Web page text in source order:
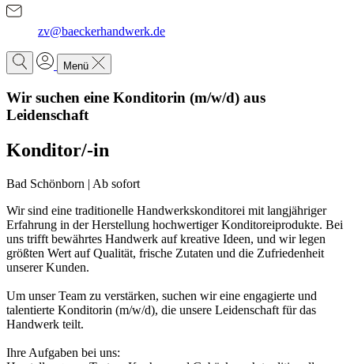
zv@baeckerhandwerk.de
Menü
Wir suchen eine Konditorin (m/w/d) aus
Leidenschaft
Konditor/-in
Bad Schönborn | Ab sofort
Wir sind eine traditionelle Handwerkskonditorei mit langjähriger
Erfahrung in der Herstellung hochwertiger Konditoreiprodukte. Bei
uns trifft bewährtes Handwerk auf kreative Ideen, und wir legen
größten Wert auf Qualität, frische Zutaten und die Zufriedenheit
unserer Kunden.
Um unser Team zu verstärken, suchen wir eine engagierte und
talentierte Konditorin (m/w/d), die unsere Leidenschaft für das
Handwerk teilt.
Ihre Aufgaben bei uns: